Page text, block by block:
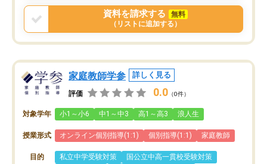
資料を請求する
無料
（リストに追加する）
家庭教師学参 詳しく見る
評価 0.0 （0件）
対象学年 小1～小6 中1～中3 高1～高3 浪人生
授業形式 オンライン個別指導(1:1) 個別指導(1:1) 家庭教師
目的 私立中学受験対策
国公立中高一貫校受験対策